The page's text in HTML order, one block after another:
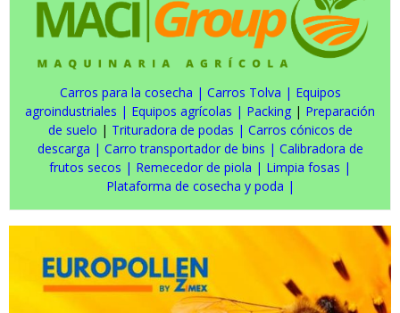
Carros para la cosecha | Carros Tolva | Equipos
agroindustriales | Equipos agrícolas | Packing | Preparación
de suelo | Trituradora de podas | Carros cónicos de
descarga | Carro transportador de bins | Calibradora de
frutos secos | Remecedor de piola | Limpia fosas |
Plataforma de cosecha y poda |